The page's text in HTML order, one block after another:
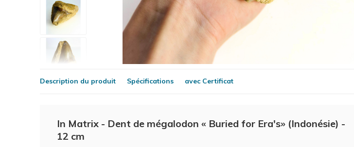
Description du produit Spécifications avec Certificat
In Matrix - Dent de mégalodon « Buried for Era's» (Indonésie) -
12 cm